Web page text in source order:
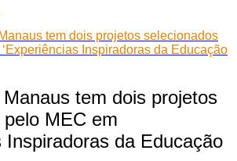
tem dois projetos selecionados
Inspiradoras da Educação
tem dois projetos
MEC em
Inspiradoras da Educação